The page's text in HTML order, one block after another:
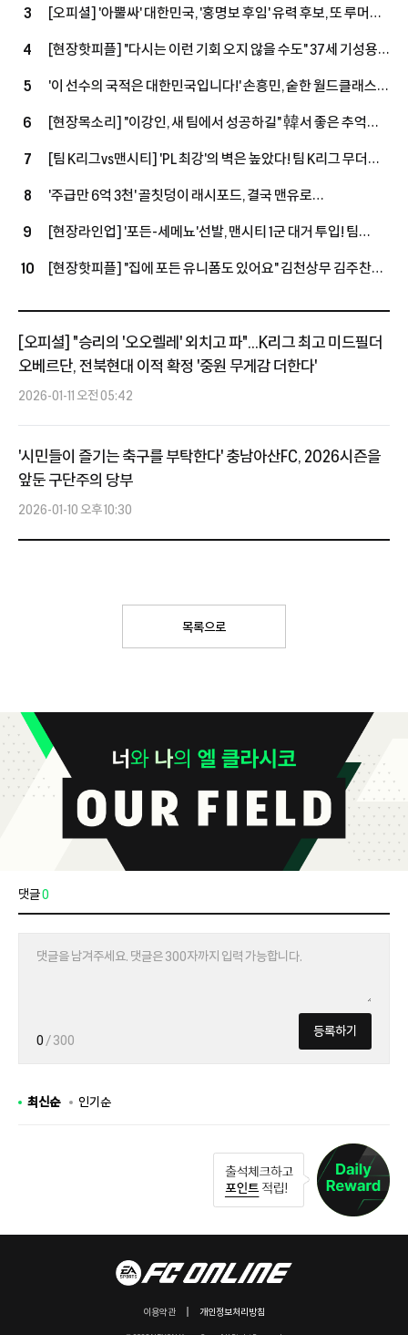
3
[오피셜] '아뿔싸' 대한민국, '홍명보 후임' 유력 후보, 또 루머에
4
[현장핫피플] "다시는 이런 기회 오지 않을 수도" 37세 기성용,
5
'이 선수의 국적은 대한민국입니다!' 손흥민, 숱한 월드클래스
6
[현장목소리] "이강인, 새 팀에서 성공하길" 韓서 좋은 추억
7
[팀 K리그vs맨시티] 'PL 최강'의 벽은 높았다! 팀 K리그 무더위
8
'주급만 6억 3천' 골칫덩이 래시포드, 결국 맨유로
9
[현장라인업] '포든-세메뇨'선발, 맨시티 1군 대거 투입! 팀
10
[현장핫피플] "집에 포든 유니폼도 있어요" 김천상무 김주찬의
[오피셜] "승리의 '오오렐레' 외치고 파"...K리그 최고 미드필더
오베르단, 전북현대 이적 확정 '중원 무게감 더한다'
2026-01-11 오전 05:42
'시민들이 즐기는 축구를 부탁한다' 충남아산FC, 2026시즌을
앞둔 구단주의 당부
2026-01-10 오후 10:30
목록으로
댓글0
0 / 300
등록하기
최신순 인기순
이용약관 개인정보처리방침